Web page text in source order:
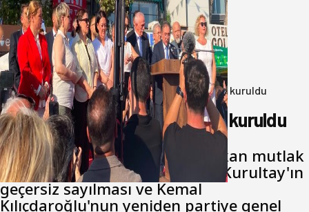
Yeni Parti Bandırma Teşkilatı kuruldu
06 Ağustos 2026
Anasayfa/Genel/Yeni Parti Bandırma Teşkilatı kuruldu
Yeni Parti Bandırma Teşkilatı kuruldu
Cumhuriyet Halk Partisi için çıkan mutlak
butlan kararının ardından 38. Kurultay'ın
geçersiz sayılması ve Kemal
Kılıçdaroğlu'nun yeniden partiye genel